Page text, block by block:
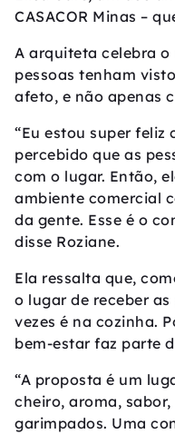
CASACOR Minas –
A arquiteta celebra o
pessoas tenham
afeto, e não apenas
“Eu estou super feliz
percebido que as
com o lugar. Então,
ambiente comercial
da gente. Esse é o
disse Roziane.
Ela ressalta que,
o lugar de receber
vezes é na cozinha.
bem-estar faz parte
“A proposta é um
cheiro, aroma,
garimpados. Uma